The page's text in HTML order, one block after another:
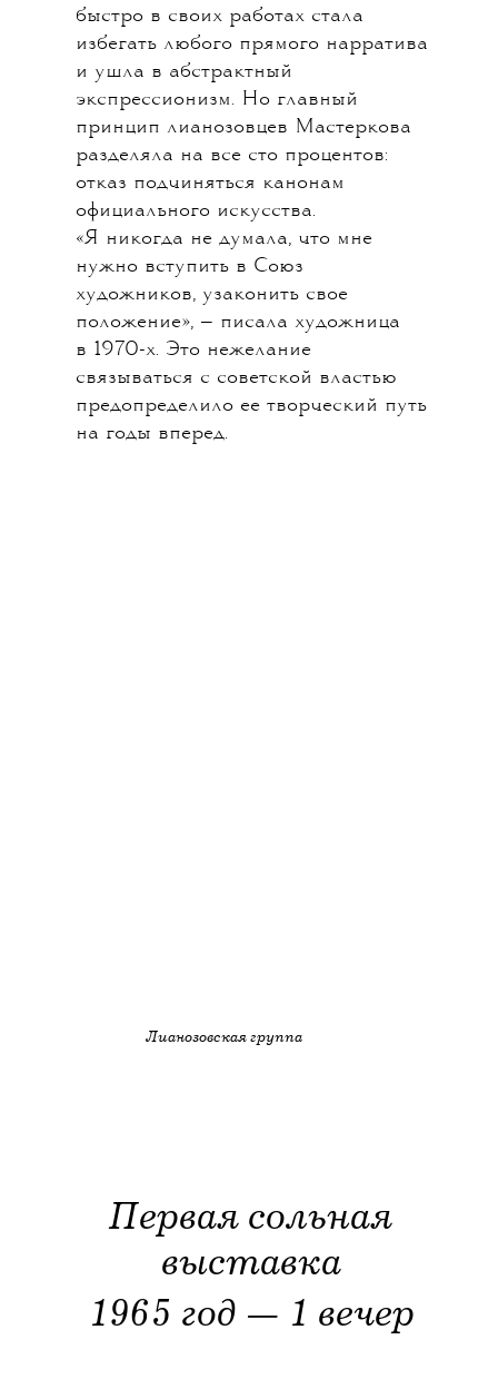
быстро в своих работах стала
избегать любого прямого нарратива
и ушла в абстрактный
экспрессионизм. Но главный
принцип лианозовцев Мастеркова
разделяла на все сто процентов:
отказ подчиняться канонам
официального искусства.
«Я никогда не думала, что мне
нужно вступить в Союз
художников, узаконить свое
положение», — писала художница
в 1970-х. Это нежелание
связываться с советской властью
предопределило ее творческий путь
на годы вперед.
Лианозовская группа
Первая сольная
выставка
1965 год — 1 вечер